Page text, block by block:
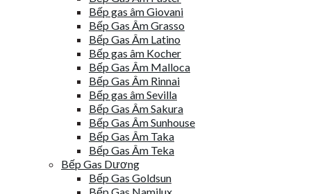
Bếp gas âm Giovani
Bếp Gas Âm Grasso
Bếp Gas Âm Latino
Bếp gas âm Kocher
Bếp Gas Âm Malloca
Bếp Gas Âm Rinnai
Bếp gas âm Sevilla
Bếp Gas Âm Sakura
Bếp Gas Âm Sunhouse
Bếp Gas Âm Taka
Bếp Gas Âm Teka
Bếp Gas Dương
Bếp Gas Goldsun